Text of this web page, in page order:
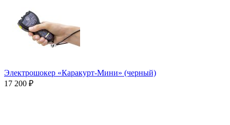
Электрошокер «Каракурт-Мини» (черный)
17 200 ₽